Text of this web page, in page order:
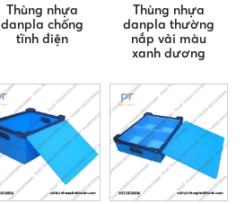
Thùng nhựa
danpla chống
tĩnh điện
Thùng nhựa
danpla thường
nắp vải màu
xanh dương